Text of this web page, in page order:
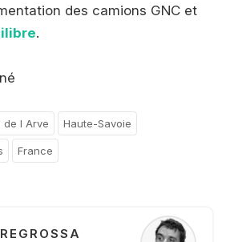
des camions GNC et
.
l Arve Haute-Savoie
France